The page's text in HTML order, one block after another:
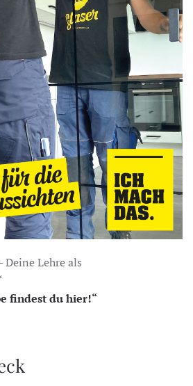
Deine Lehre als
findest du hier!“